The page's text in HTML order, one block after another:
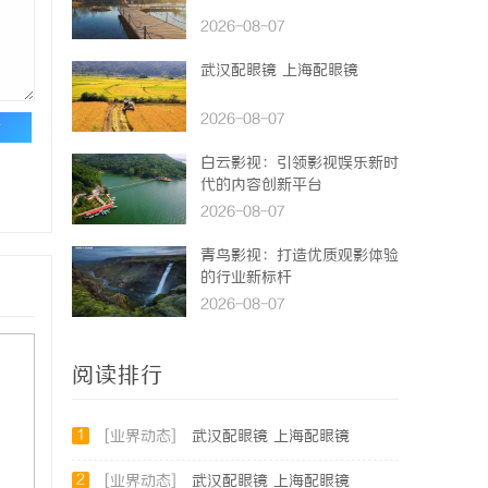
2026-08-07
武汉配眼镜 上海配眼镜
2026-08-07
白云影视：引领影视娱乐新时
代的内容创新平台
2026-08-07
青鸟影视：打造优质观影体验
的行业新标杆
2026-08-07
阅读排行
1 [业界动态] 武汉配眼镜 上海配眼镜
2 [业界动态] 武汉配眼镜 上海配眼镜